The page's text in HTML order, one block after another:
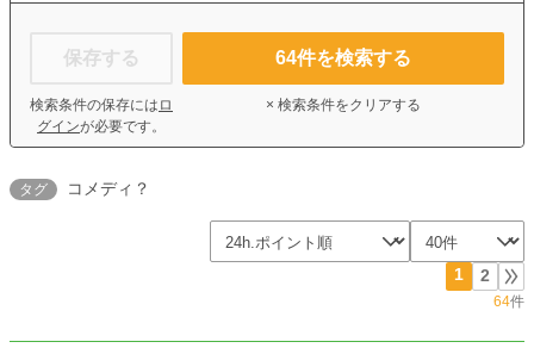
保存する
検索条件の保存には ロ
グインが必要です。
64件を検索する
× 検索条件をクリアする
タグ コメディ？
1 2
64件